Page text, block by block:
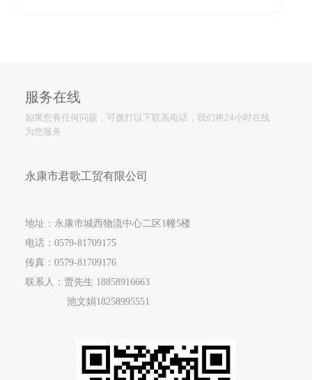
服务在线
如果您有任何问题，可拨打以下联系电话，我们将24小时在线
为您服务
永康市君歌工贸有限公司
地址：永康市城西物流中心二区1幢5楼
电话： 0579-81709175
传真：0579-81709176
联系人：贾先生 18858916663
池文娟18258995551